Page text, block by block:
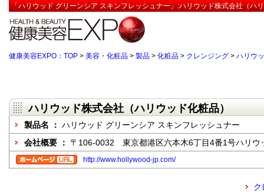
「ハリウッド グリーンシア スキンフレッシュナー」:ハリウッド株式会社（ハ
健康美容EXPO：TOP > 美容・化粧品 > 製品 > 化粧品 > クレンジング > ハリウ
ハリウッド株式会社（ハリウッド化粧品）
製品名 ： ハリウッド グリーンシア スキンフレッシュナー
会社概要 ： 〒106-0032 東京都港区六本木6丁目4番1号ハリウ
http://www.hollywood-jp.com/
ク